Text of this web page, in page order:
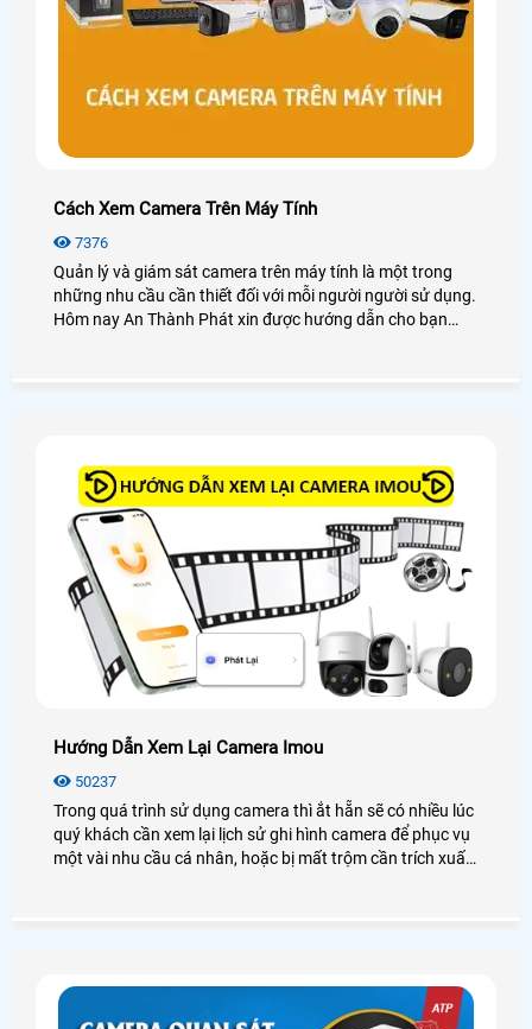
Cách Xem Camera Trên Máy Tính
7376
Quản lý và giám sát camera trên máy tính là một trong
những nhu cầu cần thiết đối với mỗi người người sử dụng.
Hôm nay An Thành Phát xin được hướng dẫn cho bạn
Hướng Dẫn Xem Lại Camera Imou
50237
Trong quá trình sử dụng camera thì ắt hẵn sẽ có nhiều lúc
quý khách cần xem lại lịch sử ghi hình camera để phục vụ
một vài nhu cầu cá nhân, hoặc bị mất trộm cần trích xuất